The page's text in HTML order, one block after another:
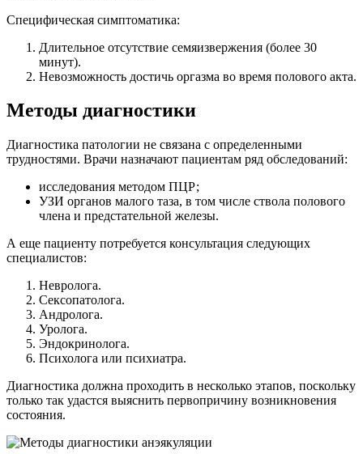
Специфическая симптоматика:
Длительное отсутствие семяизвержения (более 30
минут).
Невозможность достичь оргазма во время полового акта.
Методы диагностики
Диагностика патологии не связана с определенными
трудностями. Врачи назначают пациентам ряд обследований:
исследования методом ПЦР;
УЗИ органов малого таза, в том числе ствола полового
члена и предстательной железы.
А еще пациенту потребуется консультация следующих
специалистов:
Невролога.
Сексопатолога.
Андролога.
Уролога.
Эндокринолога.
Психолога или психиатра.
Диагностика должна проходить в несколько этапов, поскольку
только так удастся выяснить первопричину возникновения
состояния.